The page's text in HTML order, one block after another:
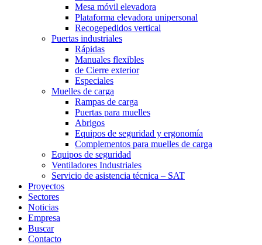
Mesa móvil elevadora
Plataforma elevadora unipersonal
Recogepedidos vertical
Puertas industriales
Rápidas
Manuales flexibles
de Cierre exterior
Especiales
Muelles de carga
Rampas de carga
Puertas para muelles
Abrigos
Equipos de seguridad y ergonomía
Complementos para muelles de carga
Equipos de seguridad
Ventiladores Industriales
Servicio de asistencia técnica – SAT
Proyectos
Sectores
Noticias
Empresa
Buscar
Contacto